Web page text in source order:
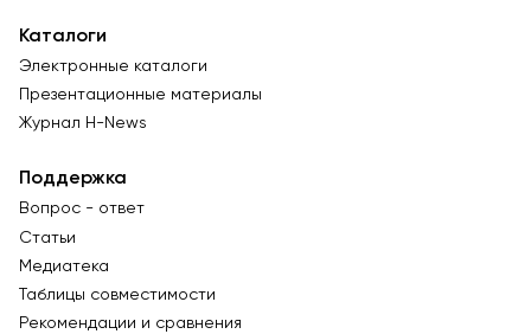
Каталоги
Электронные каталоги
Презентационные материалы
Журнал Н-News
Поддержка
Вопрос - ответ
Статьи
Медиатека
Таблицы совместимости
Рекомендации и сравнения